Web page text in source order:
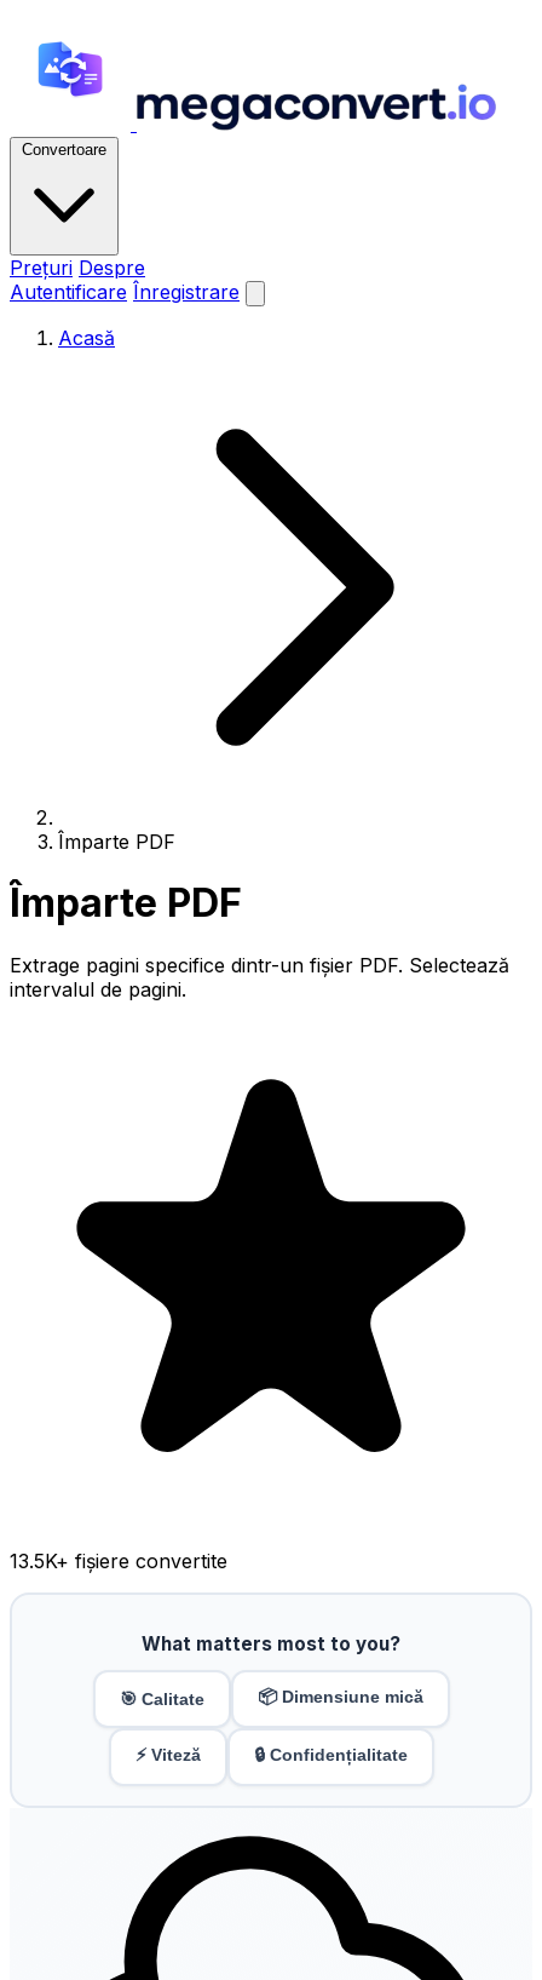
Convertoare
Prețuri Despre
Autentificare Înregistrare
Acasă
Împarte PDF
Împarte PDF
Extrage pagini specifice dintr-un fișier PDF. Selectează
intervalul de pagini.
13.5K+ fișiere convertite
What matters most to you?
🎯 Calitate 📦 Dimensiune mică
⚡ Viteză 🔒 Confidențialitate